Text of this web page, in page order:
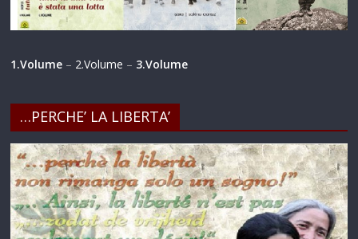
1.Volume – 2.Volume – 3.Volume
…PERCHE’ LA LIBERTA’